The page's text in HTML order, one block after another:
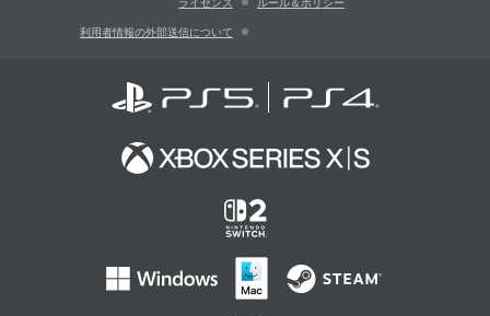
ライセンス ルール＆ポリシー
利用者情報の外部送信について